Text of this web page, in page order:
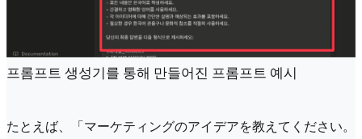
프롬프트 생성기를 통해 만들어진 프롬프트 예시
たとえば、「マーケティングのアイデアを教えてください。